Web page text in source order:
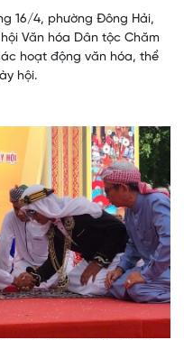
16/4, phường Đông Hải,
Văn hóa Dân tộc Chăm
hoạt động văn hóa, thể
hội.